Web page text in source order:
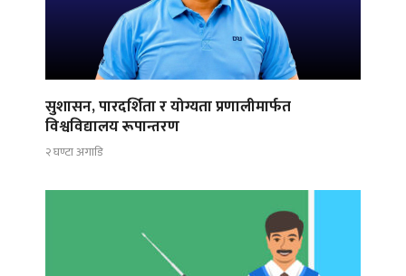
सुशासन, पारदर्शिता र योग्यता प्रणालीमार्फत
विश्वविद्यालय रूपान्तरण
२ घण्टा अगाडि